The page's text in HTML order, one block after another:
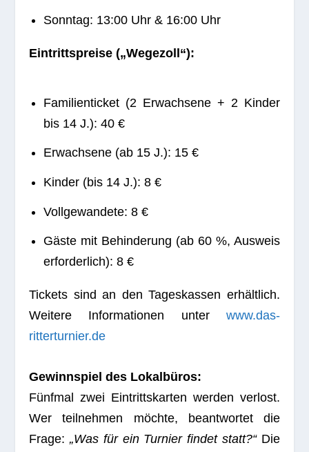
Sonn­tag: 13:00 Uhr & 16:00 Uhr
Ein­tritts­preise („Wege­zoll“):
Fami­li­en­ti­cket (2 Erwach­sene + 2 Kin­der
bis 14 J.): 40 €
Erwach­sene (ab 15 J.): 15 €
Kin­der (bis 14 J.): 8 €
Voll­ge­wan­dete: 8 €
Gäste mit Behin­de­rung (ab 60 %, Aus­weis
erfor­der­lich): 8 €
Tickets sind an den Tages­kas­sen erhält­lich.
Wei­tere Infor­ma­tio­nen unter www.das-
ritterturnier.de
Gewinn­spiel des Lokal­bü­ros:
Fünf­mal zwei Ein­tritts­kar­ten wer­den ver­lost.
Wer teil­neh­men möchte, beant­wor­tet die
Frage:„Was für ein Tur­nier fin­det statt?“Die